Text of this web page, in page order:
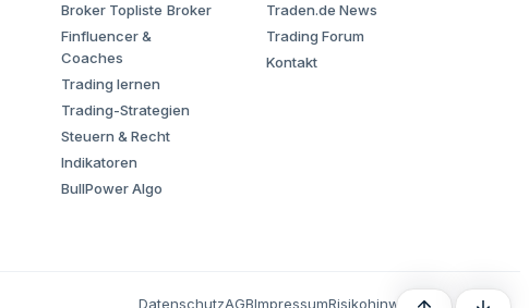
Broker Topliste Broker
Finfluencer &
Coaches
Trading lernen
Trading-Strategien
Steuern & Recht
Indikatoren
BullPower Algo
Traden.de News
Trading Forum
Kontakt
DatenschutzAGBImpressumRisikohinweis